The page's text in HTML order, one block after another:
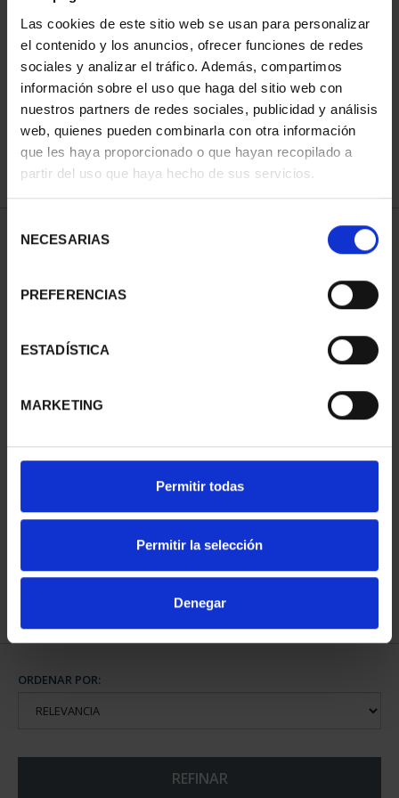
Las cookies de este sitio web se usan para personalizar
el contenido y los anuncios, ofrecer funciones de redes
sociales y analizar el tráfico. Además, compartimos
información sobre el uso que haga del sitio web con
nuestros partners de redes sociales, publicidad y análisis
web, quienes pueden combinarla con otra información
que les haya proporcionado o que hayan recopilado a
partir del uso que haya hecho de sus servicios.
NECESARIAS
PREFERENCIAS
ESTADÍSTICA
MARKETING
Permitir todas
Permitir la selección
Denegar
ORDENAR POR:
REFINAR
1 Productos encontrados
PROVINCIA COLECCION
COMPLET...
ORDENAR POR:
REFINAR